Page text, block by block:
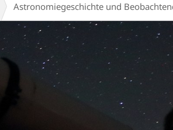
Astronomiegeschichte und